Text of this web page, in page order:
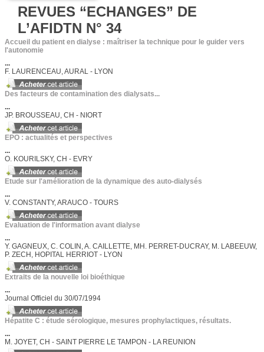
REVUES “ECHANGES” DE
L’AFIDTN N° 34
Accueil du patient en dialyse : maîtriser la technique pour le guider vers
l'autonomie
...
F. LAURENCEAU, AURAL - LYON
Des facteurs de contamination des dialysats...
...
JP. BROUSSEAU, CH - NIORT
EPO : actualités et perspectives
...
O. KOURILSKY, CH - EVRY
Etude sur l'amélioration de la dynamique des auto-dialysés
...
V. CONSTANTY, ARAUCO - TOURS
Evaluation de l'information avant dialyse
...
Y. GAGNEUX, C. COLIN, A. CAILLETTE, MH. PERRET-DUCRAY, M. LABEEUW,
P. ZECH, HOPITAL HERRIOT - LYON
Extraits de la nouvelle loi bioéthique
...
Journal Officiel du 30/07/1994
Hépatite C : étude sérologique, mesures prophylactiques, résultats.
...
M. JOYET, CH - SAINT PIERRE LE TAMPON - LA REUNION